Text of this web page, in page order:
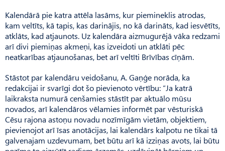
Kalendārā pie katra attēla lasāms, kur piemineklis atrodas,
kam veltīts, kā tapis, kas darinājis, no kā darināts, kad iesvētīts,
atklāts, kad atjaunots. Uz kalendāra aizmugurējā vāka redzami
arī divi piemiņas akmeņi, kas izveidoti un atklāti pēc
neatkarības atjaunošanas, bet arī veltīti Brī­vības cīņām.
Stāstot par kalendāru veidošanu, A. Gaņģe norāda, ka
redakcijai ir svarīgi dot šo pievienoto vērtību: “Ja katrā
laikraksta numurā cenšamies stāstīt par aktu­ālo mūsu
novados, arī kalendāros vēlamies informēt par vēsturiskā
Cēsu rajona astoņu novadu nozīmīgām vietām, objektiem,
pievienojot arī īsas anotācijas, lai kalendārs kalpotu ne tikai tā
galvenajam uzdevumam, bet būtu arī kā izziņas avots, lai būtu